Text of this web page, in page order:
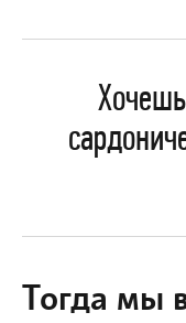
Тогда мы